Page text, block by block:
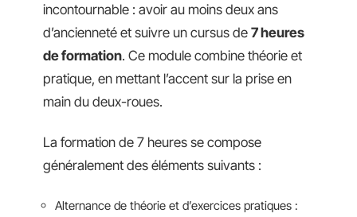
incontournable : avoir au moins deux ans
d’ancienneté et suivre un cursus de 7 heures
de formation. Ce module combine théorie et
pratique, en mettant l’accent sur la prise en
main du deux-roues.
La formation de 7 heures se compose
généralement des éléments suivants :
Alternance de théorie et d’exercices pratiques :